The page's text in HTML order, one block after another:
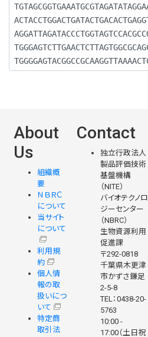
About
Us
組織概
要
ＮＢＲＣ
について
当サイト
について
利用規
約
個人情
報の取
扱いにつ
いて
特定商
取引法
Contact
独立行政法人
製品評価技術
基盤機構
（NITE）
バイオテクノロ
ジーセンター
（NBRC）
生物資源利用
促進課
〒292-0818
千葉県木更津
市かずさ鎌足
2-5-8
TEL：0438-20-
5763
10:00 -
17:00（土日祝